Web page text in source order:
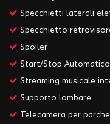
Specchietti laterali
Specchietto
Spoiler
Start/Stop Automatico
Streaming musicale
Supporto lombare
Telecamera per